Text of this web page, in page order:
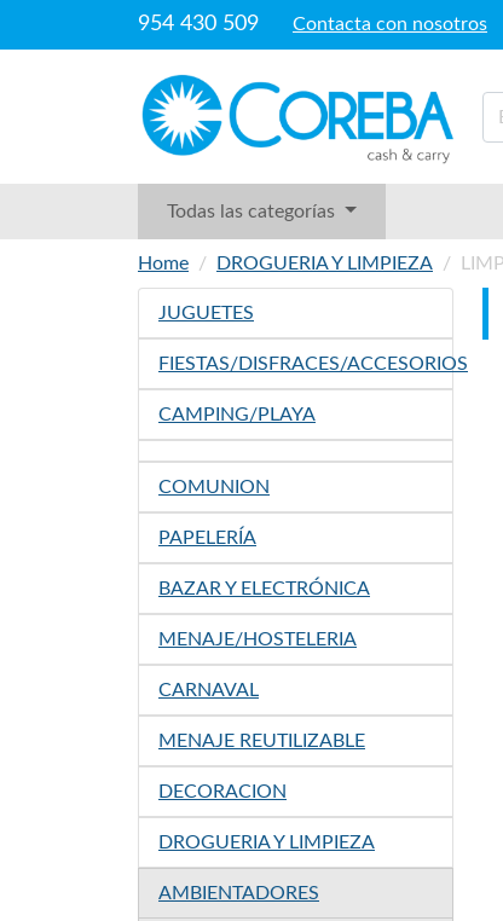
954 430 509 Contacta con nosotros
Todas las categorías
Home DROGUERIA Y LIMPIEZA
JUGUETES
FIESTAS/DISFRACES/ACCESORIOS
CAMPING/PLAYA
COMUNION
PAPELERÍA
BAZAR Y ELECTRÓNICA
MENAJE/HOSTELERIA
CARNAVAL
MENAJE REUTILIZABLE
DECORACION
DROGUERIA Y LIMPIEZA
AMBIENTADORES